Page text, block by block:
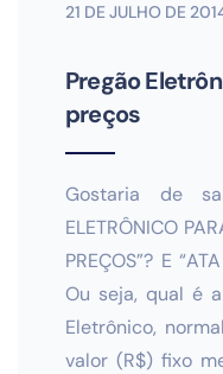
21 DE JULHO DE
Pregão
preços
Gostaria de
ELETRÔNICO
PREÇOS”? E
Ou seja, qual é
Eletrônico,
valor (R$) fixo